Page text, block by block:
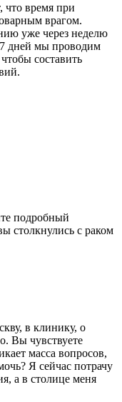
время при
врагом.
уже через неделю
дней мы проводим
составить
подробный
столкнулись с раком
в клинику, о
Вы чувствуете
масса вопросов,
Я сейчас потрачу
а в столице меня